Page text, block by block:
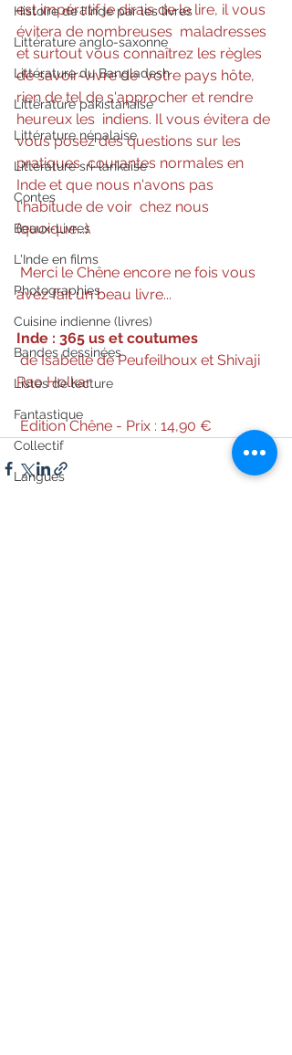
Histoire de l'Inde par les livres
Littérature anglo-saxonne
Littérature du Bangladesh
Littérature pakistanaise
Littérature népalaise
Littérature sri-lankaise
Contes
Beaux-Livres
L'Inde en films
Photographies
Cuisine indienne (livres)
Bandes dessinées
Listes de lecture
Fantastique
Collectif
Langues
est impératif je dirais de le lire, il vous
évitera de nombreuses  maladresses
et surtout vous connaîtrez les règles
de savoir-vivre de  votre pays hôte,
rien de tel de s'approcher et rendre
heureux les  indiens. Il vous évitera de
vous posez des questions sur les
pratiques  courantes normales en
Inde et que nous n'avons pas
l'habitude de voir  chez nous
(quoique...).
avez fait un beau livre...
Inde : 365 us et coutumes
de Isabelle de Peufeilhoux et Shivaji
Rao Holkar
Édition Chêne - Prix : 14,90 €